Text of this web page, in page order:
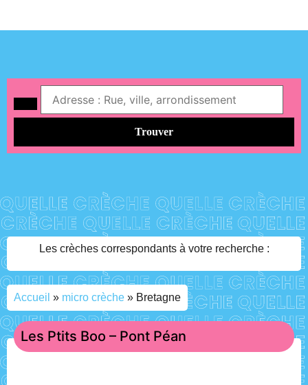
Trouver
Les crèches correspondants à votre recherche :
Accueil » micro crèche » Bretagne
Les Ptits Boo – Pont Péan